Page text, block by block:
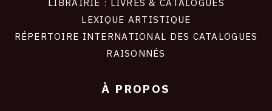
LEXIQUE ARTISTIQUE
RÉPERTOIRE INTERNATIONAL DES CATALOGUES
RAISONNÉS
À PROPOS